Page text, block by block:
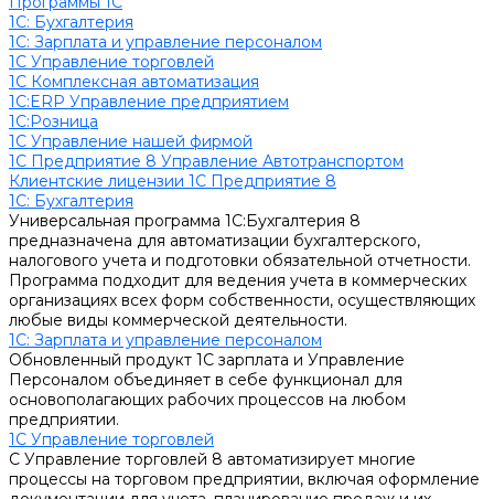
1C: Бухгалтерия
1С: Зарплата и управление персоналом
1С Управление торговлей
1С Комплексная автоматизация
1С:ERP Управление предприятием
1С:Розница
1С Управление нашей фирмой
1С Предприятие 8 Управление Автотранспортом
Клиентские лицензии 1С Предприятие 8
1C: Бухгалтерия
Универсальная программа 1С:Бухгалтерия 8
предназначена для автоматизации бухгалтерского,
налогового учета и подготовки обязательной отчетности.
Программа подходит для ведения учета в коммерческих
организациях всех форм собственности, осуществляющих
любые виды коммерческой деятельности.
1С: Зарплата и управление персоналом
Обновленный продукт 1С зарплата и Управление
Персоналом объединяет в себе функционал для
основополагающих рабочих процессов на любом
предприятии.
1С Управление торговлей
С Управление торговлей 8 автоматизирует многие
процессы на торговом предприятии, включая оформление